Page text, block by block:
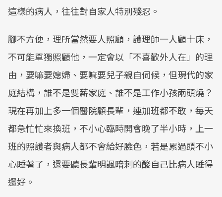
這樣的病人，往往對自家人特別殘忍。
腳不方便，理所當然要人照顧，護理師一人顧十床，
不可能單獨照顧他，一定會以「不喜歡外人在」的理
由，要嘛要媳婦、要嘛要兒子親自伺候，但現代的家
庭結構，誰不是雙薪家庭、誰不是工作小孩兩頭燒？
現在再加上多一個醫院顧長輩，連加班都不敢，每天
都急忙忙來換班，不小心臨時開會晚了半小時，上一
班的照護者與病人都不會給好臉色，若是累過頭不小
心睡著了，還要聽長輩明諷暗刺的酸自己比病人睡得
還好。